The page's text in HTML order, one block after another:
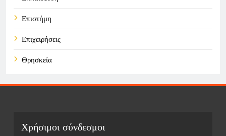
Επιστήμη
Επιχειρήσεις
Θρησκεία
Πολιτική
Χρήσιμοι σύνδεσμοι